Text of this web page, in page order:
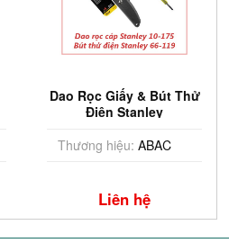
Dao Rọc Giấy & Bút Thử
Điện Stanley
Thương hiệu: ABAC
Liên hệ